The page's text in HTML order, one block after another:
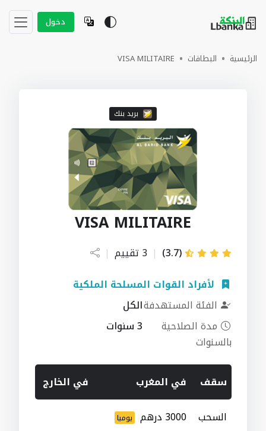
دخول
الرئيسية البطاقات VISA MILITAIRE
بريد بنك
VISA MILITAIRE
(3.7)
| 3 تقييم
|
لأفراد القوات المسلحة الملكية
الفئة المستهدفةالكل
مدة الصلاحية
بالسنوات
3 سنوات
سقف في المغرب
في الخارج
السحب
3000 درهم يوميا